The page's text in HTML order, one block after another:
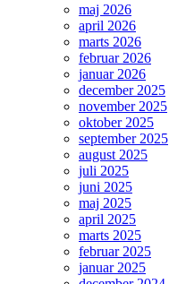
maj 2026
april 2026
marts 2026
februar 2026
januar 2026
december 2025
november 2025
oktober 2025
september 2025
august 2025
juli 2025
juni 2025
maj 2025
april 2025
marts 2025
februar 2025
januar 2025